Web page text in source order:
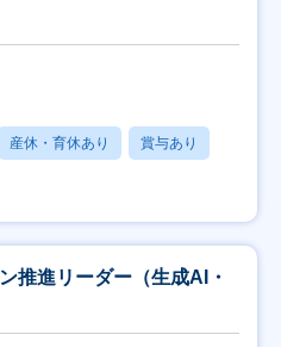
産休・育休あり 賞与あり
推進リーダー（生成AI・